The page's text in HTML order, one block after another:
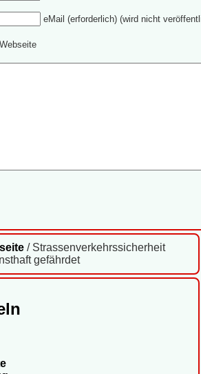
/ Strassenverkehrssicherheit
gefährdet
eMail (erforderlich) (wird nicht
Webseite